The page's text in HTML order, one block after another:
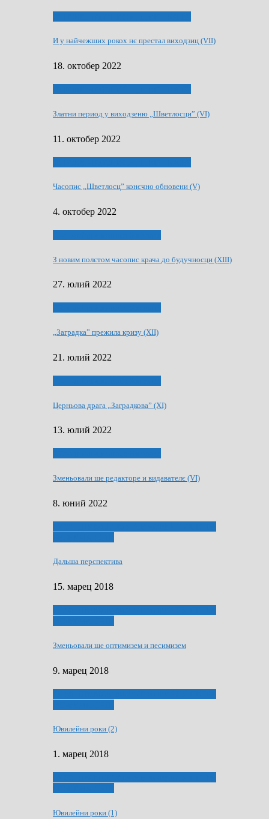
И у найчежших рокох нє престал виходзиц (VII)
18. октобер 2022
Златни период у виходзеню „Шветлосци” (VI)
11. октобер 2022
Часопис „Шветлосц” конєчно обновени (V)
4. октобер 2022
З новим полєтом часопис крача до будучносци (XIII)
27. юлий 2022
„Заградка” прежила кризу (XII)
21. юлий 2022
Церньова драга „Заградкова” (XI)
13. юлий 2022
Зменьовали ше редакторе и видавателє (VI)
8. юний 2022
Дальша перспектива
15. марец 2018
Зменьовали ше оптимизем и песимизем
9. марец 2018
Ювилейни роки (2)
1. марец 2018
Ювилейни роки (1)